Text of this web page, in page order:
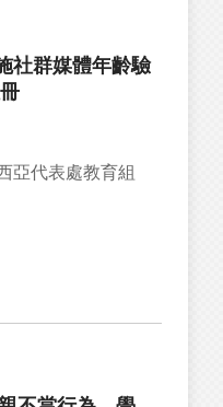
社群媒體年齡驗
亞代表處教育組